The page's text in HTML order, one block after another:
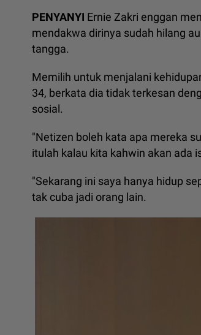
PENYANYI Ernie Zakri enggan
mendakwa dirinya sudah hilang
tangga.
Memilih untuk menjalani
34, berkata dia tidak terkesan
sosial.
"Netizen boleh kata apa mereka
itulah kalau kita kahwin akan ada
"Sekarang ini saya hanya hidup
tak cuba jadi orang lain.